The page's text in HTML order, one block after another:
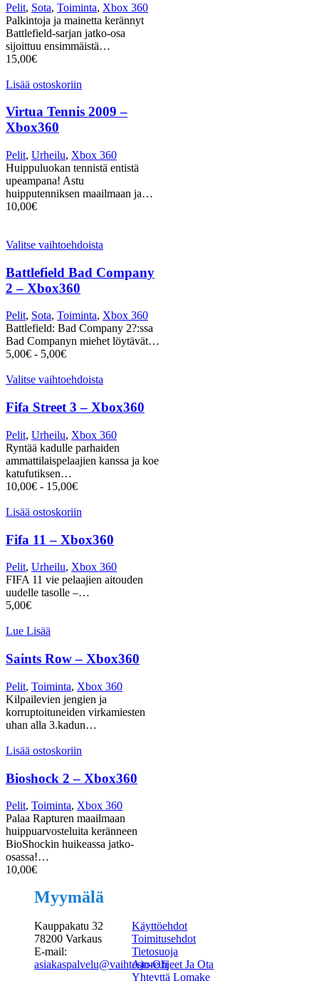
Pelit, Sota, Toiminta, Xbox 360
Palkintoja ja mainetta kerännyt
Battlefield-sarjan jatko-osa
sijoittuu ensimmäistä…
15,00€
Lisää ostoskoriin
Virtua Tennis 2009 –
Xbox360
Pelit, Urheilu, Xbox 360
Huippuluokan tennistä entistä
upeampana! Astu
huipputenniksen maailmaan ja…
10,00€
Valitse vaihtoehdoista
Battlefield Bad Company
2 – Xbox360
Pelit, Sota, Toiminta, Xbox 360
Battlefield: Bad Company 2?:ssa
Bad Companyn miehet löytävät…
5,00€ - 5,00€
Valitse vaihtoehdoista
Fifa Street 3 – Xbox360
Pelit, Urheilu, Xbox 360
Ryntää kadulle parhaiden
ammattilaispelaajien kanssa ja koe
katufutiksen…
10,00€ - 15,00€
Lisää ostoskoriin
Fifa 11 – Xbox360
Pelit, Urheilu, Xbox 360
FIFA 11 vie pelaajien aitouden
uudelle tasolle –…
5,00€
Lue Lisää
Saints Row – Xbox360
Pelit, Toiminta, Xbox 360
Kilpailevien jengien ja
korruptoituneiden virkamiesten
uhan alla 3.kadun…
Lisää ostoskoriin
Bioshock 2 – Xbox360
Pelit, Toiminta, Xbox 360
Palaa Rapturen maailmaan
huippuarvosteluita keränneen
BioShockin huikeassa jatko-
osassa!…
10,00€
Myymälä
Kauppakatu 32
78200 Varkaus
E-mail:
asiakaspalvelu@vaihtostore.fi
Käyttöehdot
Toimitusehdot
Tietosuoja
Ajo-Ohjeet Ja Ota
Yhteyttä Lomake